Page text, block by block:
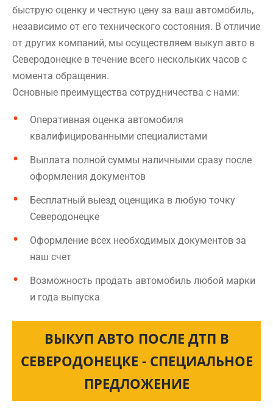
быструю оценку и честную цену за ваш автомобиль,
независимо от его технического состояния. В отличие
от других компаний, мы осуществляем выкуп авто в
Северодонецке в течение всего нескольких часов с
момента обращения.
Основные преимущества сотрудничества с нами:
Оперативная оценка автомобиля
квалифицированными специалистами
Выплата полной суммы наличными сразу после
оформления документов
Бесплатный выезд оценщика в любую точку
Северодонецке
Оформление всех необходимых документов за
наш счет
Возможность продать автомобиль любой марки
и года выпуска
ВЫКУП АВТО ПОСЛЕ ДТП В
СЕВЕРОДОНЕЦКЕ - СПЕЦИАЛЬНОЕ
ПРЕДЛОЖЕНИЕ